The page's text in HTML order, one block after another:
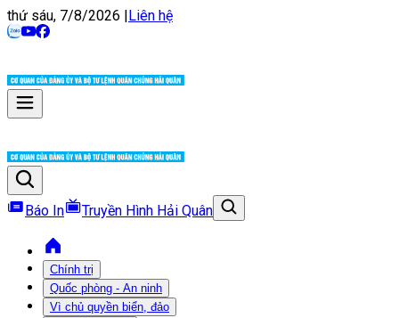
thứ sáu, 7/8/2026 |Liên hệ
Báo In Truyền Hình Hải Quân
Chính trị
Quốc phòng - An ninh
Vì chủ quyền biển, đảo